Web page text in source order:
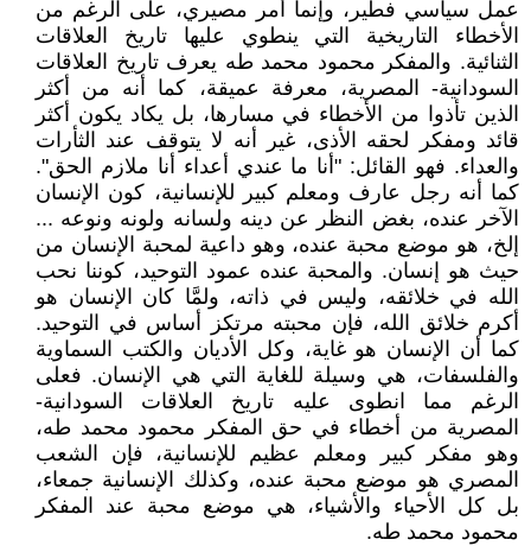
عمل سياسي فطير، وإنما أمر مصيري، على الرغم من
الأخطاء التاريخية التي ينطوي عليها تاريخ العلاقات
الثنائية. والمفكر محمود محمد طه يعرف تاريخ العلاقات
السودانية- المصرية، معرفة عميقة، كما أنه من أكثر
الذين تأذوا من الأخطاء في مسارها، بل يكاد يكون أكثر
قائد ومفكر لحقه الأذى، غير أنه لا يتوقف عند الثأرات
والعداء. فهو القائل: "أنا ما عندي أعداء أنا ملازم الحق".
كما أنه رجل عارف ومعلم كبير للإنسانية، كون الإنسان
الآخر عنده، بغض النظر عن دينه ولسانه ولونه ونوعه ...
إلخ، هو موضع محبة عنده، وهو داعية لمحبة الإنسان من
حيث هو إنسان. والمحبة عنده عمود التوحيد، كوننا نحب
الله في خلائقه، وليس في ذاته، ولمَّا كان الإنسان هو
أكرم خلائق الله، فإن محبته مرتكز أساس في التوحيد.
كما أن الإنسان هو غاية، وكل الأديان والكتب السماوية
والفلسفات، هي وسيلة للغاية التي هي الإنسان. فعلى
الرغم مما انطوى عليه تاريخ العلاقات السودانية-
المصرية من أخطاء في حق المفكر محمود محمد طه،
وهو مفكر كبير ومعلم عظيم للإنسانية، فإن الشعب
المصري هو موضع محبة عنده، وكذلك الإنسانية جمعاء،
بل كل الأحياء والأشياء، هي موضع محبة عند المفكر
محمود محمد طه.